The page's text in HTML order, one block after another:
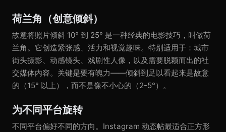
荷兰角（创意倾斜）
故意将照片倾斜 10° 到 25° 是一种经典的电影技巧，叫做荷
兰角。它创造紧张感、活力和视觉趣味。特别适用于：城市
街头摄影、动感镜头、戏剧性人像，以及需要脱颖而出的社
交媒体内容。关键是要有魄力——倾斜到足以看起来是故意
的（15° 以上），而不是像不小心的（2-5°）。
为不同平台旋转
不同平台偏好不同的方向。Instagram 动态帖最适合正方形